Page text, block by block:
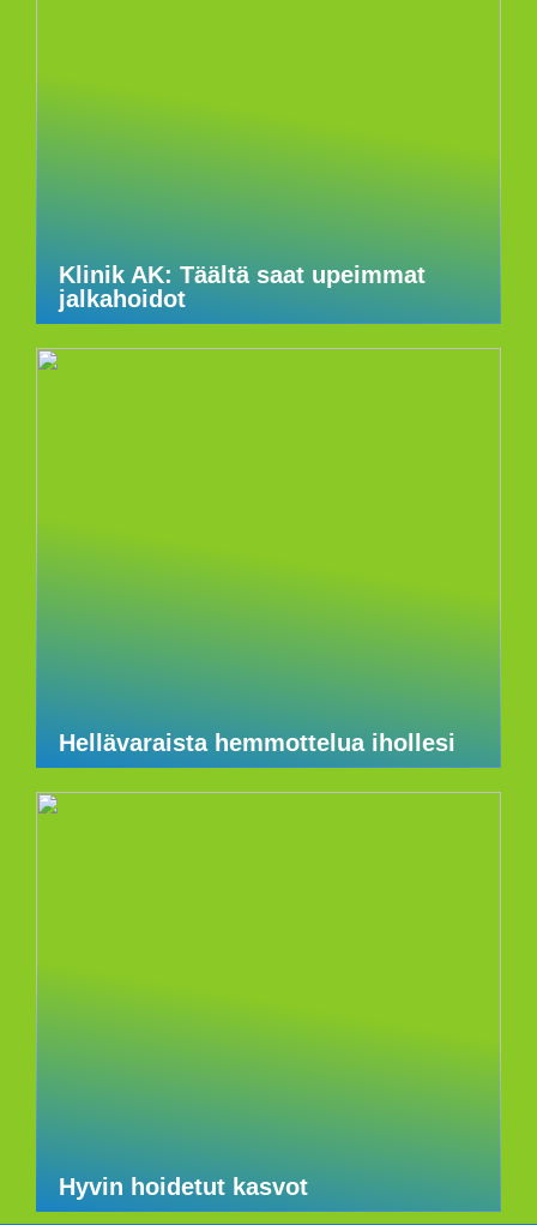
Klinik AK: Täältä saat upeimmat
jalkahoidot
Hellävaraista hemmottelua ihollesi
Hyvin hoidetut kasvot